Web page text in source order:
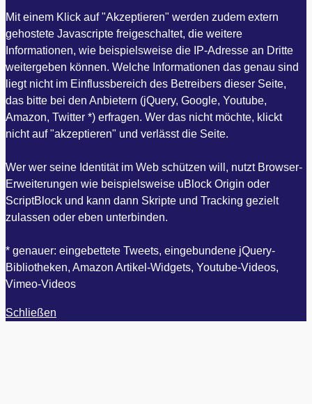
Mit einem Klick auf "Akzeptieren" werden zudem extern
gehostete Javascripte freigeschaltet, die weitere
Informationen, wie beispielsweise die IP-Adresse an Dritte
weitergeben können. Welche Informationen das genau sind
liegt nicht im Einflussbereich des Betreibers dieser Seite,
das bitte bei den Anbietern (jQuery, Google, Youtube,
Amazon, Twitter *) erfragen. Wer das nicht möchte, klickt
nicht auf "akzeptieren" und verlässt die Seite.
Wer wer seine Identität im Web schützen will, nutzt Browser-
Erweiterungen wie beispielsweise uBlock Origin oder
ScriptBlock und kann dann Skripte und Tracking gezielt
zulassen oder eben unterbinden.
* genauer: eingebettete Tweets, eingebundene jQuery-
Bibliotheken, Amazon Artikel-Widgets, Youtube-Videos,
Vimeo-Videos
Schließen